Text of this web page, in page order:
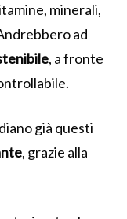
minerali,
ad
, a fronte
già questi
, grazie alla